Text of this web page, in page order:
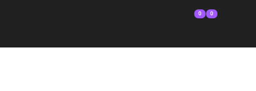
0 0